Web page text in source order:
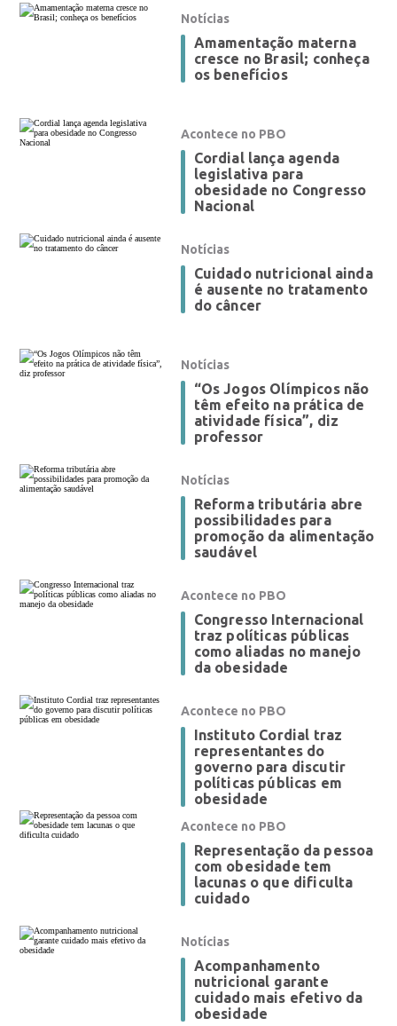
Notícias
Amamentação materna
cresce no Brasil; conheça
os benefícios
Acontece no PBO
Cordial lança agenda
legislativa para
obesidade no Congresso
Nacional
Notícias
Cuidado nutricional ainda
é ausente no tratamento
do câncer
Notícias
“Os Jogos Olímpicos não
têm efeito na prática de
atividade física”, diz
professor
Notícias
Reforma tributária abre
possibilidades para
promoção da alimentação
saudável
Acontece no PBO
Congresso Internacional
traz políticas públicas
como aliadas no manejo
da obesidade
Acontece no PBO
Instituto Cordial traz
representantes do
governo para discutir
políticas públicas em
obesidade
Acontece no PBO
Representação da pessoa
com obesidade tem
lacunas o que dificulta
cuidado
Notícias
Acompanhamento
nutricional garante
cuidado mais efetivo da
obesidade